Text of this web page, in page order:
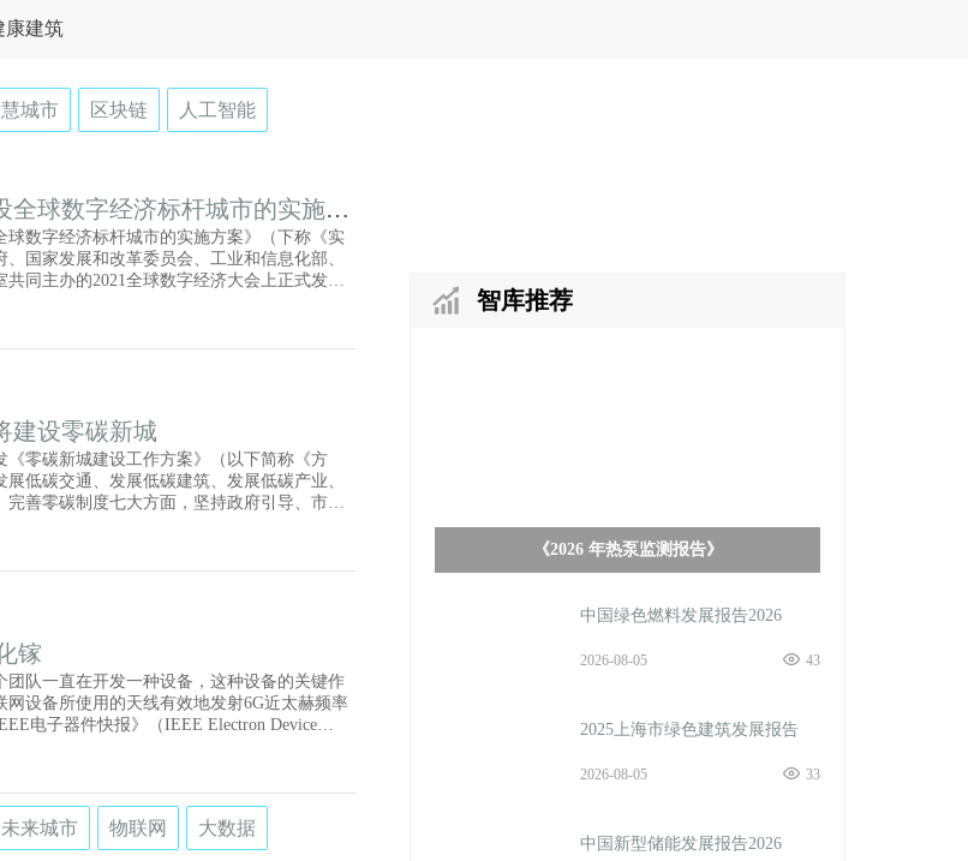
康建筑
城市 区块链 人工智能
全球数字经济标杆城市的实施方
球数字经济标杆城市的实施方案》（下称《实
国家发展和改革委员会、工业和信息化部、
同主办的2021全球数字经济大会上正式发
大力发展数字经济的战略和愿景，描绘了今
建设零碳新城
《零碳新城建设工作方案》（以下简称《方
低碳交通、发展低碳建筑、发展低碳产业、
善零碳制度七大方面，坚持政府引导、市场
年初步建成全国领先的零碳新城，到2030年
镓
团队一直在开发一种设备，这种设备的关键作
网设备所使用的天线有效地发射6G近太赫频率
电子器件快报》（IEEE Electron Device
的关键部分，包括一个N极氮化镓高电子迁移
未来城市 物联网 大数据
智库推荐
《2026 年热泵监测报告》
中国绿色燃料发展报告2026
2026-08-05 43
2025上海市绿色建筑发展报告
2026-08-05 33
中国新型储能发展报告2026